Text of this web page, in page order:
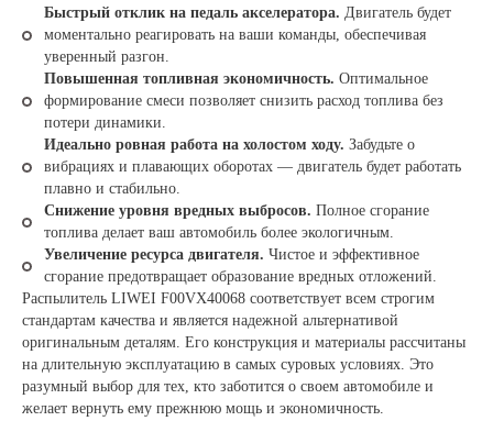
Быстрый отклик на педаль акселератора. Двигатель будет
моментально реагировать на ваши команды, обеспечивая
уверенный разгон.
Повышенная топливная экономичность. Оптимальное
формирование смеси позволяет снизить расход топлива без
потери динамики.
Идеально ровная работа на холостом ходу. Забудьте о
вибрациях и плавающих оборотах — двигатель будет работать
плавно и стабильно.
Снижение уровня вредных выбросов. Полное сгорание
топлива делает ваш автомобиль более экологичным.
Увеличение ресурса двигателя. Чистое и эффективное
сгорание предотвращает образование вредных отложений.
Распылитель LIWEI F00VX40068 соответствует всем строгим
стандартам качества и является надежной альтернативой
оригинальным деталям. Его конструкция и материалы рассчитаны
на длительную эксплуатацию в самых суровых условиях. Это
разумный выбор для тех, кто заботится о своем автомобиле и
желает вернуть ему прежнюю мощь и экономичность.